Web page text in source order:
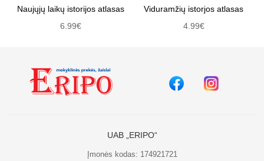
Naujųjų laikų istorijos atlasas
6.99€
Viduramžių istorjos atlasas
4.99€
UAB „ERIPO“
Įmonės kodas: 174921721